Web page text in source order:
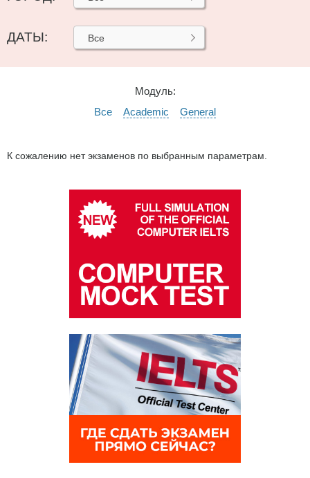
ДАТЫ: Все
Модуль:
Все
Academic General
К сожалению нет экзаменов по выбранным параметрам.